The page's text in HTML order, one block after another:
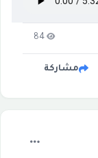
84
مشاركة